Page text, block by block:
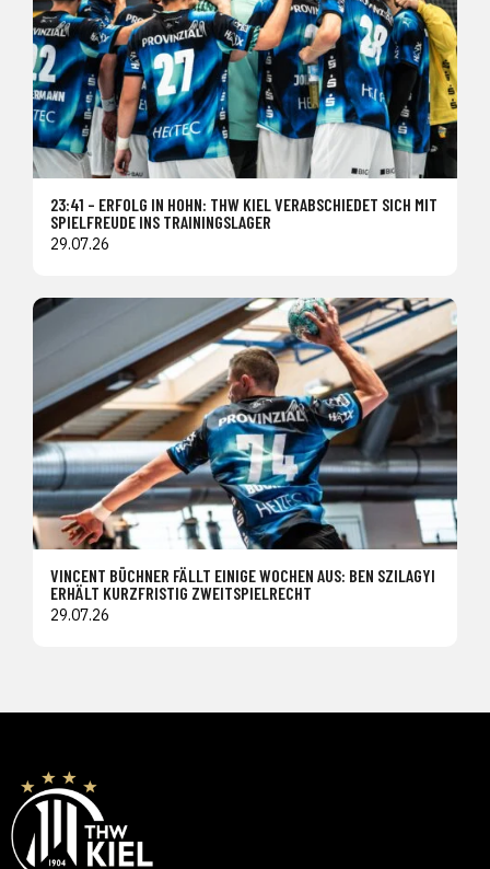
23:41 – ERFOLG IN HOHN: THW KIEL VERABSCHIEDET SICH MIT
SPIELFREUDE INS TRAININGSLAGER
29.07.26
VINCENT BÜCHNER FÄLLT EINIGE WOCHEN AUS: BEN SZILAGYI
ERHÄLT KURZFRISTIG ZWEITSPIELRECHT
29.07.26